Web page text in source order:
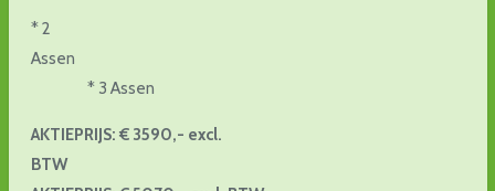
* 2
Assen
* 3 Assen
AKTIEPRIJS: € 3590,- excl.
BTW